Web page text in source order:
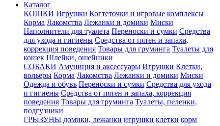
Каталог
КОШКИ Игрушки Когтеточки и игровые комплексы
Корма Лакомства Лежанки и домики Миски
Наполнители для туалета Переноски и сумки Средства
для ухода и гигиены Средства от пятен и запаха,
коррекция поведения Товары для груминга Туалеты для
кошек Шлейки, ошейники
СОБАКИ Амуниция и аксессуары Игрушки Клетки,
вольеры Корма Лакомства Лежанки и домики Миски
Одежда и обувь Переноски и сумки Средства для ухода
и гигиены Средства от пятен и запаха, коррекция
поведения Товары для груминга Туалеты, пеленки,
подгузники
ГРЫЗУНЫ домики, лежанки игрушки клетки корм